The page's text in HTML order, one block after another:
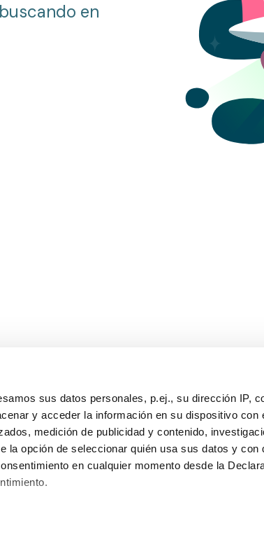
sus datos personales, p.ej., su dirección IP,
y acceder la información en su dispositivo con
medición de publicidad y contenido,
la opción de seleccionar quién usa sus datos y con
en cualquier momento desde la
en